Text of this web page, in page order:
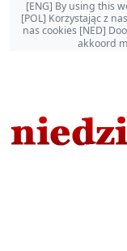
[ENG] By using this
[POL] Korzystając z
nas cookies [NED]
akkoord